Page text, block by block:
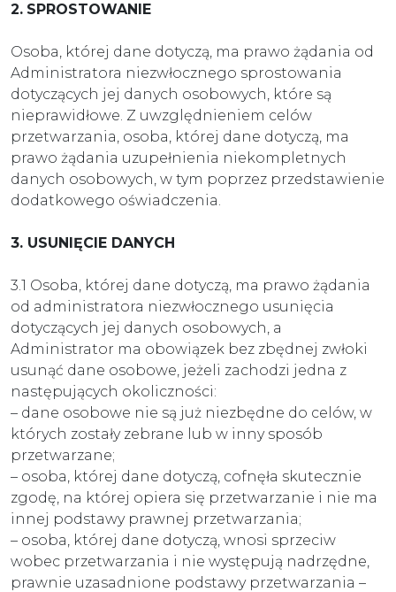
2. SPROSTOWANIE
Osoba, której dane dotyczą, ma prawo żądania od
Administratora niezwłocznego sprostowania
dotyczących jej danych osobowych, które są
nieprawidłowe. Z uwzględnieniem celów
przetwarzania, osoba, której dane dotyczą, ma
prawo żądania uzupełnienia niekompletnych
danych osobowych, w tym poprzez przedstawienie
dodatkowego oświadczenia.
3. USUNIĘCIE DANYCH
3.1 Osoba, której dane dotyczą, ma prawo żądania
od administratora niezwłocznego usunięcia
dotyczących jej danych osobowych, a
Administrator ma obowiązek bez zbędnej zwłoki
usunąć dane osobowe, jeżeli zachodzi jedna z
następujących okoliczności:
– dane osobowe nie są już niezbędne do celów, w
których zostały zebrane lub w inny sposób
przetwarzane;
– osoba, której dane dotyczą, cofnęła skutecznie
zgodę, na której opiera się przetwarzanie i nie ma
innej podstawy prawnej przetwarzania;
– osoba, której dane dotyczą, wnosi sprzeciw
wobec przetwarzania i nie występują nadrzędne,
prawnie uzasadnione podstawy przetwarzania –